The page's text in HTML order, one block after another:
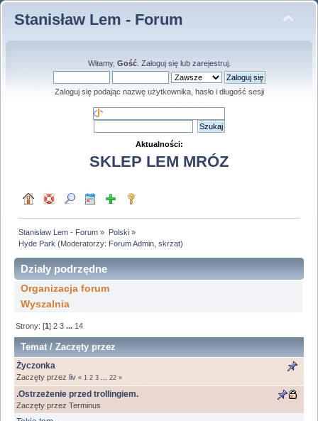
Stanisław Lem - Forum
Witamy, Gość. Zaloguj sięlub zarejestruj.
Zaloguj się podając nazwę użytkownika, hasło i długość sesji
Aktualności:
SKLEP LEM MRÓZ
Stanisław Lem - Forum » Polski»
Hyde Park (Moderatorzy: Forum Admin ,skrzat)
Działy podrzędne
Organizacja forum
Wyszalnia
Strony: [1]2 3 ... 14
Temat/Zaczęty przez
Życzonka
Zaczęty przez liv « 1 2 3 ... 22 »
.Ostrzeżenie przed trollingiem.
Zaczęty przez Terminus